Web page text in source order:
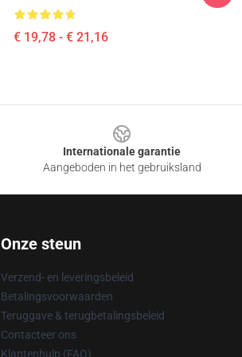
€ 19,78 - € 21,16
Internationale garantie
Aangeboden in het gebruiksland
Onze steun
Verzend- en leveringsbeleid
Betalingsvoorwaarden
Teruggave & terugbetalingsbeleid
Contacteer ons
Klantenhulp (FAQ)